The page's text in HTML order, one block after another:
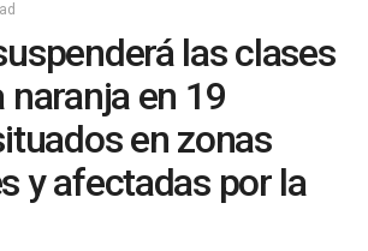
las clases
en 19
en zonas
y afectadas por la